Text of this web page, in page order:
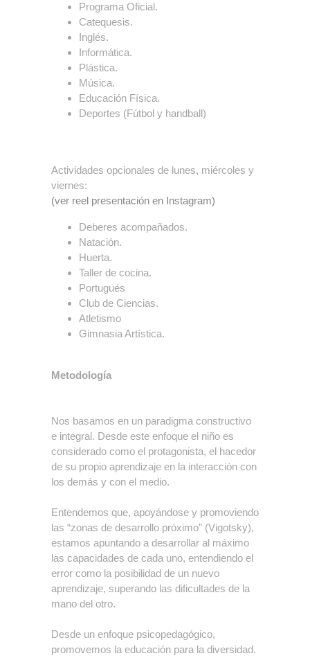
Programa Oficial.
Catequesis.
Inglés.
Informática.
Plástica.
Música.
Educación Física.
Deportes (Fútbol y handball)
Actividades opcionales de lunes, miércoles y
viernes:
(ver reel presentación en Instagram)
Deberes acompañados.
Natación.
Huerta.
Taller de cocina.
Portugués
Club de Ciencias.
Atletismo
Gimnasia Artística.
Metodología
Nos basamos en un paradigma constructivo
e integral. Desde este enfoque el niño es
considerado como el protagonista, el hacedor
de su propio aprendizaje en la interacción con
los demás y con el medio.
Entendemos que, apoyándose y promoviendo
las “zonas de desarrollo próximo” (Vigotsky),
estamos apuntando a desarrollar al máximo
las capacidades de cada uno, entendiendo el
error como la posibilidad de un nuevo
aprendizaje, superando las dificultades de la
mano del otro.
Desde un enfoque psicopedagógico,
promovemos la educación para la diversidad.